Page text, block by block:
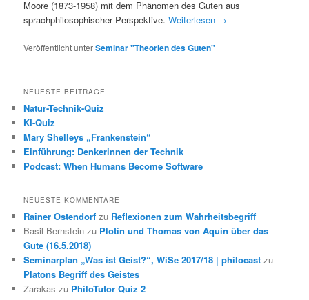
Moore (1873-1958) mit dem Phänomen des Guten aus
sprachphilosophischer Perspektive.Weiterlesen →
Veröffentlicht unterSeminar "Theorien des Guten"
NEUESTE BEITRÄGE
Natur-Technik-Quiz
KI-Quiz
Mary Shelleys „Frankenstein“
Einführung: Denkerinnen der Technik
Podcast: When Humans Become Software
NEUESTE KOMMENTARE
Rainer Ostendorf zu Reflexionen zum Wahrheitsbegriff
Basil Bernstein zu Plotin und Thomas von Aquin über das
Gute (16.5.2018)
Seminarplan „Was ist Geist?“, WiSe 2017/18 | philocast zu
Platons Begriff des Geistes
Zarakas zu PhiloTutor Quiz 2